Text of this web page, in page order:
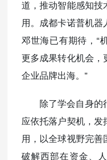
道，推动智能感知技
用。成都卡诺普机器
邓世海已有期待，“
更多成果转化机会，
企业品牌出海。”
除了学会自身的
应依托落户契机，发
用，以全球视野完善
破解西部在资金、